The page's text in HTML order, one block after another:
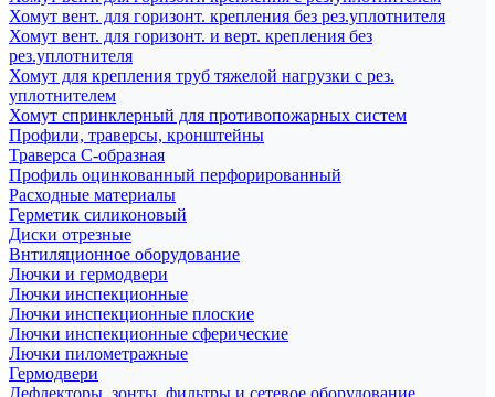
Хомут вент. для горизонт. крепления без рез.уплотнителя
Хомут вент. для горизонт. и верт. крепления без
рез.уплотнителя
Хомут для крепления труб тяжелой нагрузки с рез.
уплотнителем
Хомут спринклерный для противопожарных систем
Профили, траверсы, кронштейны
Траверса С-образная
Профиль оцинкованный перфорированный
Расходные материалы
Герметик силиконовый
Диски отрезные
Внтиляционное оборудование
Лючки и гермодвери
Лючки инспекционные
Лючки инспекционные плоские
Лючки инспекционные сферические
Лючки пилометражные
Гермодвери
Дефлекторы, зонты, фильтры и сетевое оборудование